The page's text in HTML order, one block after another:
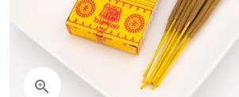
 Aperçu rapide